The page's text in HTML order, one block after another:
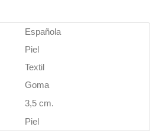
Española
Piel
Textil
Goma
3,5 cm.
Piel